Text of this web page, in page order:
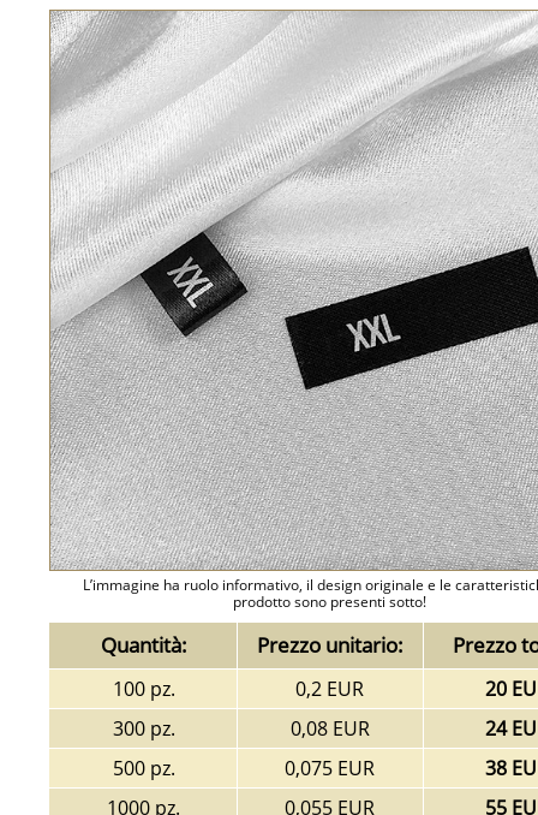
L’immagine ha ruolo informativo, il design originale e le
prodotto sono presenti sotto!
Quantità: Prezzo unitario: Prezzo
100 pz. 0,2 EUR
20
300 pz.
0,08 EUR
24
500 pz.
0,075 EUR
38
1000 pz.
0,055 EUR
55